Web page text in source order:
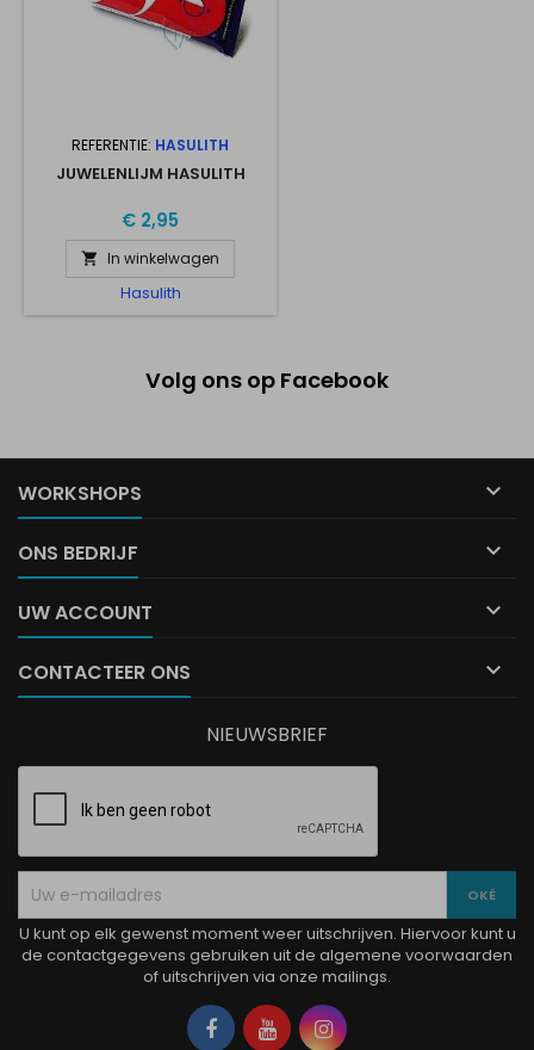
REFERENTIE: HASULITH
JUWELENLIJM HASULITH
€ 2,95
 In winkelwagen
Hasulith
Volg ons op Facebook
WORKSHOPS 
ONS BEDRIJF 
UW ACCOUNT 
CONTACTEER ONS 
NIEUWSBRIEF
U kunt op elk gewenst moment weer uitschrijven. Hiervoor kunt u
de contactgegevens gebruiken uit de algemene voorwaarden
of uitschrijven via onze mailings.
Facebook
YouTubeInstagram